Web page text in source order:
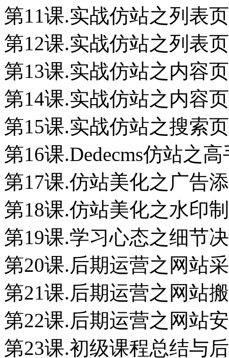
第11课.实战仿站之列表
第12课.实战仿站之列表
第13课.实战仿站之内容
第14课.实战仿站之内容
第15课.实战仿站之搜索
第16课.Dedecms仿站之
第17课.仿站美化之广告
第18课.仿站美化之水印
第19课.学习心态之细节
第20课.后期运营之网站
第21课.后期运营之网站
第22课.后期运营之网站
第23课.初级课程总结与